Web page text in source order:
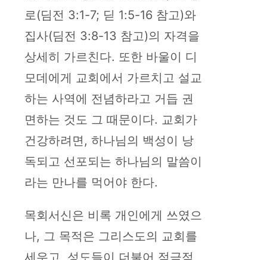
로(딤전 3:1-7; 딛 1:5-16 참고)와
집사(딤전 3:8-13 참고)의 자격을
상세히 가르친다. 또한 바울이 디
모데에게 교회에서 가르치고 설교
하는 사역에 전념하라고 거듭 권
면하는 것도 그 때문이다. 교회가
건강하려면, 하나님의 백성이 낭
독되고 선포되는 하나님의 말씀이
라는 만나를 먹어야 한다.
목회서신은 비록 개인에게 쓰였으
나, 그 목적은 그리스도의 교회를
세우고, 성도들이 더불어 적극적